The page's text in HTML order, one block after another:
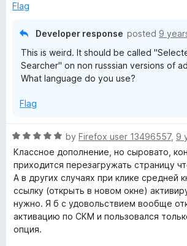
5
Flag
Developer response posted 9
This is weird. It should be called
Searcher" on non russsian versions of
What language do you use?
Flag
R
a
t
e
d
5
o
u
by Firefox user 13496557, 9
Классное дополнение, но сыровато,
приходится перезагружать страницу
А в других случаях при клике средней
ссылку (открыть в новом окне)
нужно. Я б с удовольствием вообще
активацию по СКМ и пользовался
опция.